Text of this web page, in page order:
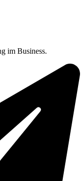
im Business.